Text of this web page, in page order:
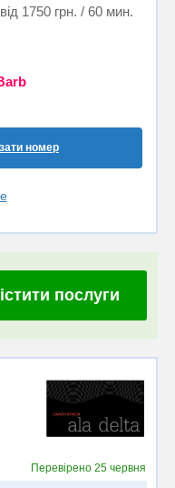
від 1750 грн. / 60 мин.
номер
послуги
Перевірено25 червня